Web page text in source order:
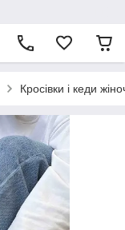
Кросівки і кеди